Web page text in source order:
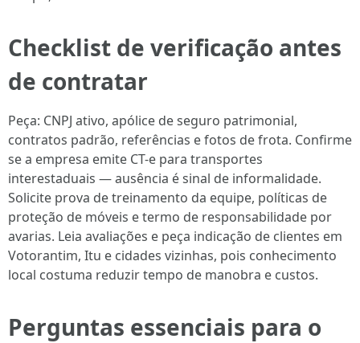
Checklist de verificação antes
de contratar
Peça: CNPJ ativo, apólice de seguro patrimonial,
contratos padrão, referências e fotos de frota. Confirme
se a empresa emite CT-e para transportes
interestaduais — ausência é sinal de informalidade.
Solicite prova de treinamento da equipe, políticas de
proteção de móveis e termo de responsabilidade por
avarias. Leia avaliações e peça indicação de clientes em
Votorantim, Itu e cidades vizinhas, pois conhecimento
local costuma reduzir tempo de manobra e custos.
Perguntas essenciais para o